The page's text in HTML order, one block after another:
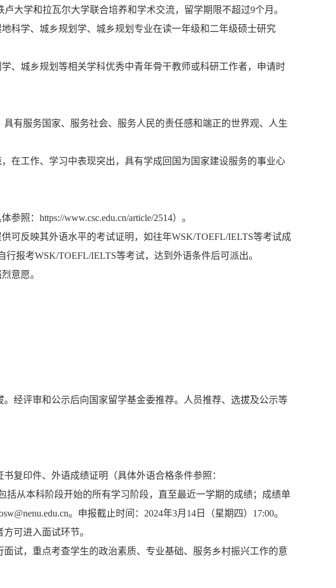
大学和拉瓦尔大学联合培养和学术交流，留学期限不超过9个月。
科学、城乡规划学、城乡规划专业在读一年级和二年级硕士研究
、城乡规划等相关学科优秀中青年骨干教师或科研工作者，申请时
有服务国家、服务社会、服务人民的责任感和端正的世界观、人生
在工作、学习中表现突出，具有学成回国为国家建设服务的事业心
体参照： https://www.csc.edu.cn/article/2514） 。
可反映其外语水平的考试证明，如往年WSK/TOEFL/IELTS等考试成
报考WSK/TOEFL/IELTS等考试，达到外语条件后可派出。
意愿。
经评审和公示后向国家留学基金委推荐。人员推荐、选拔及公示等
书复印件、外语成绩证明
（具体外语合格条件参照：
从本科阶段开始的所有学习阶段，直至最近一学期的成绩；成绩单
。申报截止时间：2024年3月14日（星期四）17:00。
可进入面试环节。
试，重点考查学生的政治素质、专业基础、服务乡村振兴工作的意